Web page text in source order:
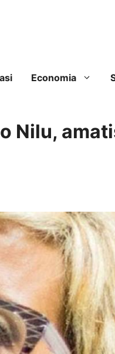
Economia
Nilu,